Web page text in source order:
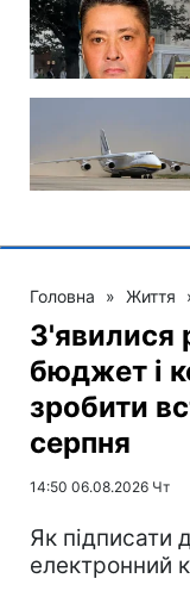
Головна » Життя
З'явилися
бюджет і
зробити
серпня
14:50 06.08.2026 Чт
Як підписати
електронний